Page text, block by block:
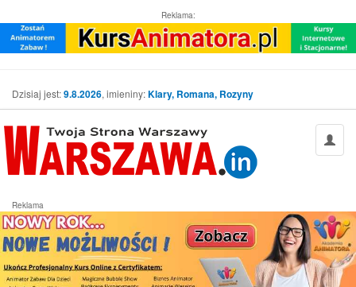
Reklama:
Dzisiaj jest:9.8.2026, imieniny:Klary, Romana, Rozyny
Reklama